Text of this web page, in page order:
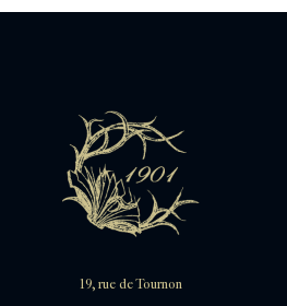
19, rue de Tournon